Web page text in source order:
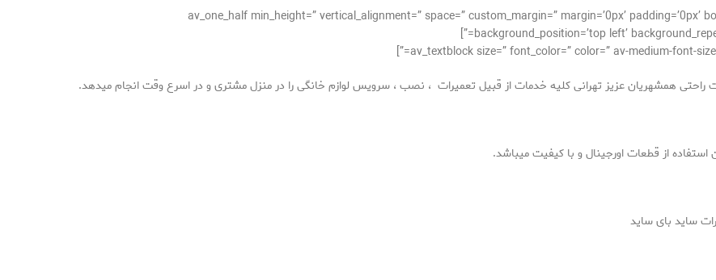
[av_one_half min_height=” vertical_alignment=” space=” custom_margin=” margin=’0px’ padding=’0px’
background_position=’top left’
راحتی همشهریان عزیز تهرانی کلیه خدمات از قبیل تعمیرات ، نصب ، سرویس لوازم خانگی را در منزل مشتری و در اسرع وقت انجام میدهد.
از قطعات اورجینال و با کیفیت میباشد.
ساید بای ساید